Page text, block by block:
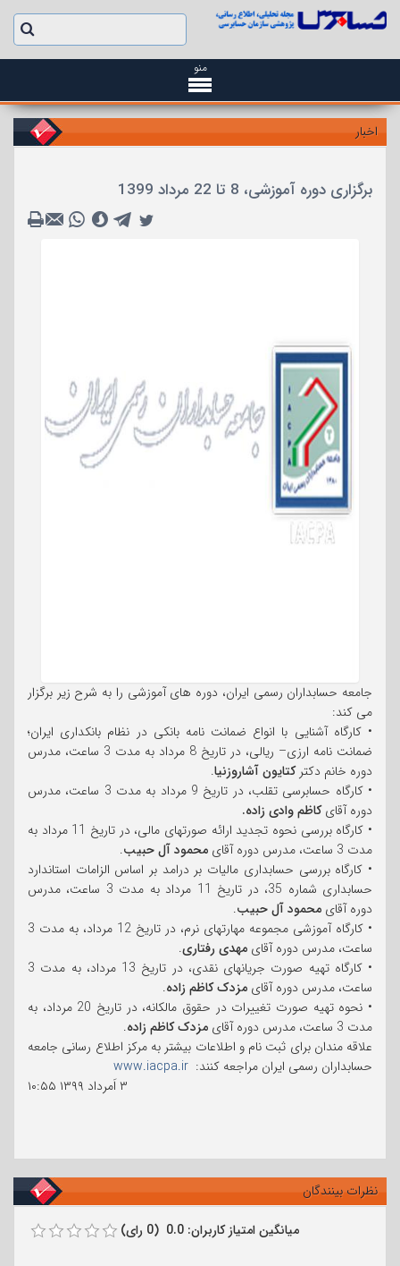
منو
اخبار
برگزاری دوره آموزشی، 8 تا 22 مرداد 1399
جامعه حسابداران رسمی ایران، دوره های آموزشی را به شرح زیر برگزار
می کند:
• کارگاه آشنایی با انواع ضمانت نامه بانکی در نظام بانکداری ایران؛
ضمانت نامه ارزی– ریالی، در تاریخ 8 مرداد به مدت 3 ساعت، مدرس
دوره خانم دکترکتایون آشاروزنیا.
• کارگاه حسابرسی تقلب، در تاریخ 9 مرداد به مدت 3 ساعت، مدرس
دوره آقایکاظم وادی زاده.
• کارگاه بررسی نحوه تجدید ارائه صورتهای مالی، در تاریخ 11 مرداد به
مدت 3 ساعت، مدرس دوره آقای
محمود آل حبیب.
• کارگاه بررسی حسابداری مالیات بر درامد بر اساس الزامات استاندارد
حسابداری شماره 35، در تاریخ 11 مرداد به مدت 3 ساعت، مدرس
دوره آقای محمود آل حبیب.
• کارگاه آموزشی مجموعه مهارتهای نرم، در تاریخ 12 مرداد، به مدت 3
ساعت، مدرس دوره آقای مهدی رفتاری.
• کارگاه تهیه صورت جریانهای نقدی، در تاریخ 13 مرداد، به مدت 3
ساعت، مدرس دوره آقای مزدک کاظم زاده.
• نحوه تهیه صورت تغییرات در حقوق مالکانه، در تاریخ 20 مرداد، به
مدت 3 ساعت، مدرس دوره آقای
مزدک کاظم زاده.
علاقه مندان برای ثبت نام و اطلاعات بیشتر به مرکز اطلاع رسانی جامعه
حسابداران رسمی ایران مراجعه کنند: www.iacpa.ir
۳ اَمرداد ۱۳۹۹
۱۰:۵۵
نظرات بینندگان
میانگین امتیاز کاربران: 0.0 (0 رای)